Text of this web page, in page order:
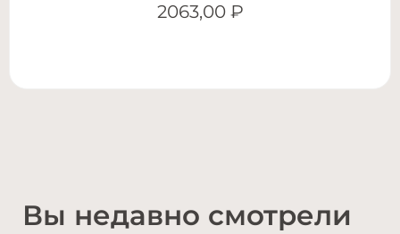
2063,00 ₽
Вы недавно смотрели